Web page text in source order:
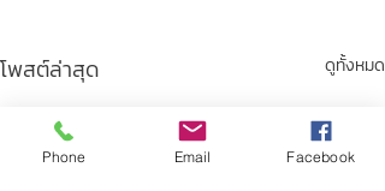
โพสต์ล่าสุด ดูทั้งหมด
Phone Email Facebook